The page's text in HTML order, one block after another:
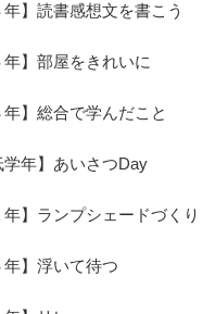
】読書感想文を書こう
】部屋をきれいに
】総合で学んだこと
年】あいさつDay
】ランプシェードづくり
】浮いて待つ